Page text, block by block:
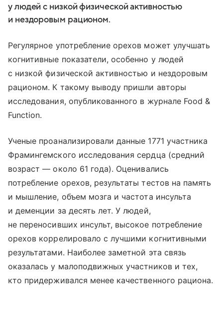
у людей с низкой физической активностью
и нездоровым рационом.
Регулярное употребление орехов может улучшать
когнитивные показатели, особенно у людей
с низкой физической активностью и нездоровым
рационом. К такому выводу пришли авторы
исследования, опубликованного в журнале Food &
Function.
Ученые проанализировали данные 1771 участника
Фрамингемского исследования сердца (средний
возраст — около 61 года). Оценивались
потребление орехов, результаты тестов на память
и мышление, объем мозга и частота инсульта
и деменции за десять лет. У людей,
не переносивших инсульт, высокое потребление
орехов коррелировало с лучшими когнитивными
результатами. Наиболее заметной эта связь
оказалась у малоподвижных участников и тех,
кто придерживался менее качественного рациона.